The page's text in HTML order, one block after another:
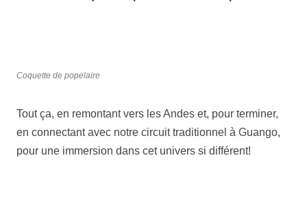
Coquette de popelaire
Tout ça, en remontant vers les Andes et, pour terminer,
en connectant avec notre circuit traditionnel à Guango,
pour une immersion dans cet univers si différent!